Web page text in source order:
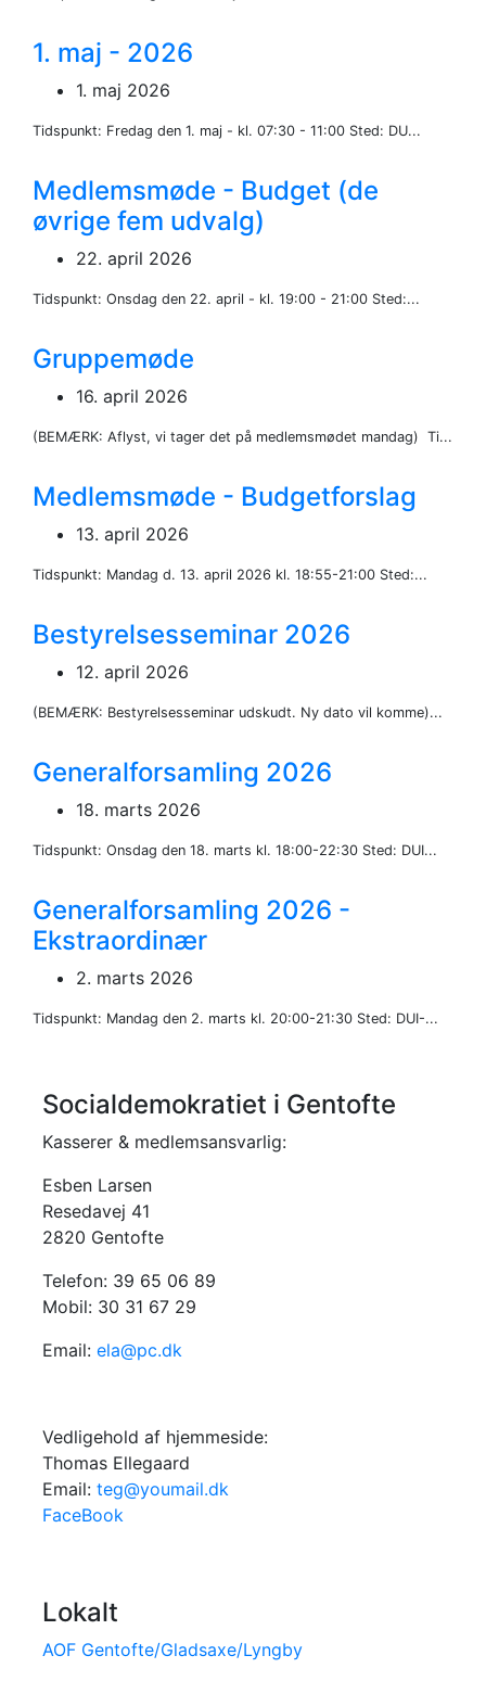
1. maj - 2026
1. maj 2026
Tidspunkt: Fredag den 1. maj - kl. 07:30 - 11:00 Sted: DU...
Medlemsmøde - Budget (de
øvrige fem udvalg)
22. april 2026
Tidspunkt: Onsdag den 22. april - kl. 19:00 - 21:00 Sted:...
Gruppemøde
16. april 2026
(BEMÆRK: Aflyst, vi tager det på medlemsmødet mandag) Ti...
Medlemsmøde - Budgetforslag
13. april 2026
Tidspunkt: Mandag d. 13. april 2026 kl. 18:55-21:00 Sted:...
Bestyrelsesseminar 2026
12. april 2026
(BEMÆRK: Bestyrelsesseminar udskudt. Ny dato vil komme)...
Generalforsamling 2026
18. marts 2026
Tidspunkt: Onsdag den 18. marts kl. 18:00-22:30 Sted: DUI...
Generalforsamling 2026 -
Ekstraordinær
2. marts 2026
Tidspunkt: Mandag den 2. marts kl. 20:00-21:30 Sted: DUI-...
Socialdemokratiet i Gentofte
Kasserer & medlemsansvarlig:
Esben Larsen
Resedavej 41
2820 Gentofte
Telefon: 39 65 06 89
Mobil: 30 31 67 29
Email: ela@pc.dk
Vedligehold af hjemmeside:
Thomas Ellegaard
Email: teg@youmail.dk
FaceBook
Lokalt
AOF Gentofte/Gladsaxe/Lyngby